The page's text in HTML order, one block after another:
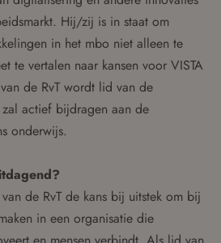
Hij/zij is in staat om
in het mbo niet alleen te
te vertalen naar kansen voor VISTA
de RvT wordt lid van de
actief bijdragen aan de
onderwijs.
de RvT de kans bij uitstek om bij
in een organisatie die